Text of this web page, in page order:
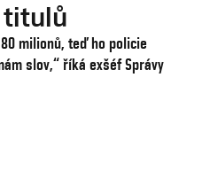
titulů
milionů, teď ho policie
slov,“ říká exšéf Správy